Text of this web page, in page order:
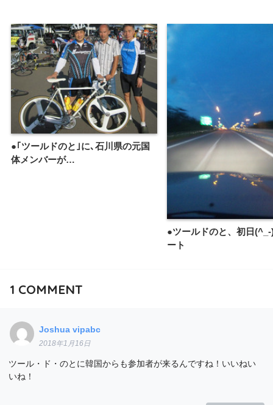
●｢ツールドのと｣に､石川県の元国
体メンバーが…
●ツールドのと、初日
ート
1 COMMENT
Joshua vipabc
2018年1月16日
ツール・ド・のとに韓国からも参加者が来るんですね！いいねい
いね！